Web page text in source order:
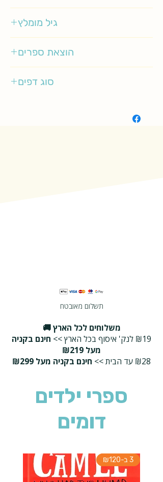
גיל מומלץ
הוצאת ספרים
סוג דפים
תשלום מאובטח
משלוחים לכל הארץ 🚚
₪19 לנק' איסוף בכל הארץ >>
חינם בקניה
מעל ₪219
₪28 עד הבית >>
חינם בקניה מעל ₪299
ספרי ילדים
דומים
3 ב-₪120